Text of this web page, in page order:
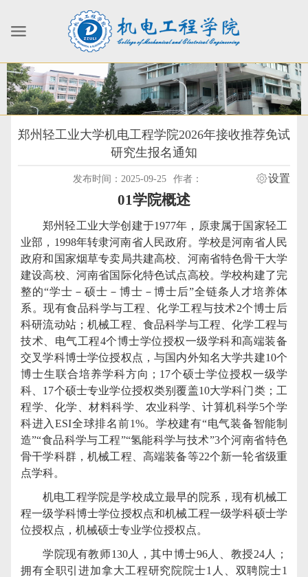
郑州轻工业大学机电工程学院2026年接收推荐免试
研究生报名通知
发布时间：2025-09-25 作者： 设置
01学院概述
郑州轻工业大学创建于1977年，原隶属于国家轻工
业部， 1998年转隶河南省人民政府。学校是河南省人民
政府和国家烟草专卖局共建高校、河南省特色骨干大学
建设高校、河南省国际化特色试点高校。学校构建了完
整的“学士－硕士－博士－博士后”全链条人才培养体
系。现有食品科学与工程、化学工程与技术2个博士后
科研流动站；机械工程、食品科学与工程、化学工程与
技术、电气工程4个博士学位授权一级学科和高端装备
交叉学科博士学位授权点，与国内外知名大学共建10个
博士生联合培养学科方向； 17个硕士学位授权一级学
科、 17个硕士专业学位授权类别覆盖10大学科门类；工
程学、化学、材料科学、农业科学、计算机科学5个学
科进入ESI全球排名前1%。学校建有“电气装备智能制
造”“食品科学与工程”“氢能科学与技术”3个河南省特色
骨干学科群，机械工程、高端装备等22个新一轮省级重
点学科。
机电工程学院是学校成立最早的院系，现有机械工
程一级学科博士学位授权点和机械工程一级学科硕士学
位授权点，机械硕士专业学位授权点。
学院现有教师130人，其中博士96人、教授24人；
拥有全职引进加拿大工程研究院院士1 人、双聘院士1